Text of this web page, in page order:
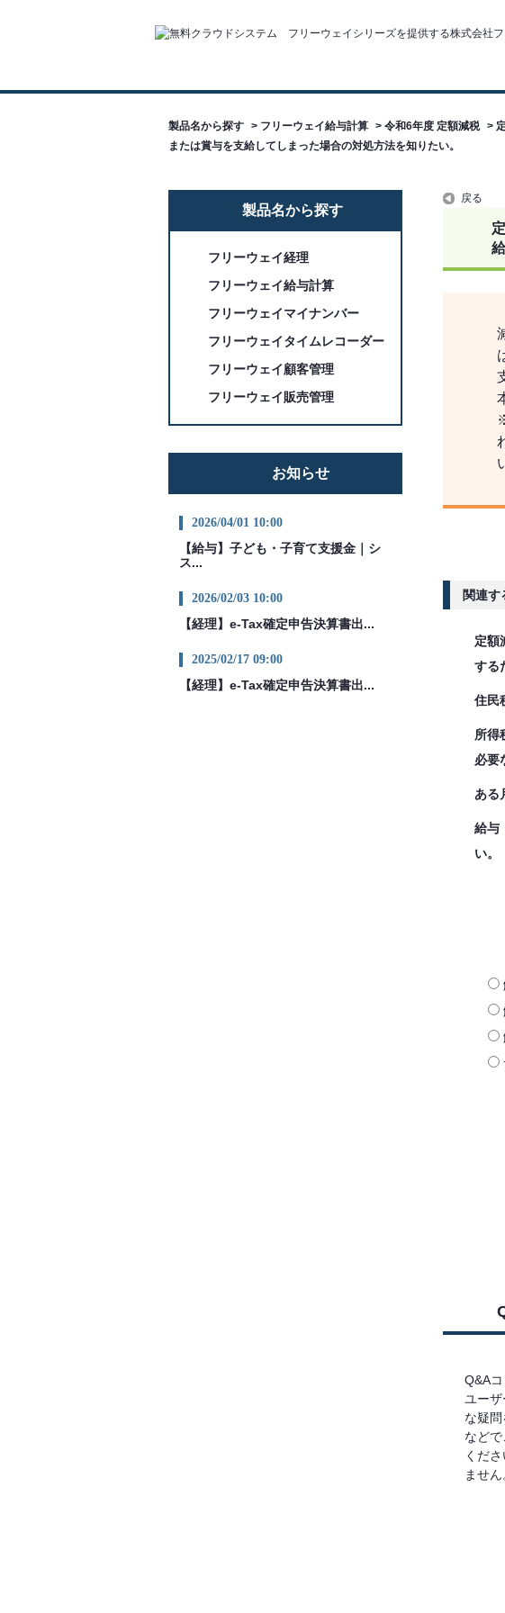
製品名から探す > フリーウェイ給与計算 > 令和6年度 定額減税 >
または賞与を支給してしまった場合の対処方法を知りたい。
製品名から探す
フリーウェイ経理
フリーウェイ給与計算
フリーウェイマイナンバー
フリーウェイタイムレコーダー
フリーウェイ顧客管理
フリーウェイ販売管理
お知らせ
2026/04/01 10:00
【給与】子ども・子育て支援金｜シ
ス...
2026/02/03 10:00
【経理】e-Tax確定申告決算書出...
2025/02/17 09:00
【経理】e-Tax確定申告決算書出...
戻る
関連す
定額
する
住民
所得
必要
ある
給与
い。
Q&A
ユー
な疑
など
くだ
ません